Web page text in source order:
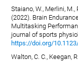
Staiano, W., Merlini, M.,
(2022). Brain
Multitasking
journal of sports
https://doi.org/
Walton, C. C., Keegan,